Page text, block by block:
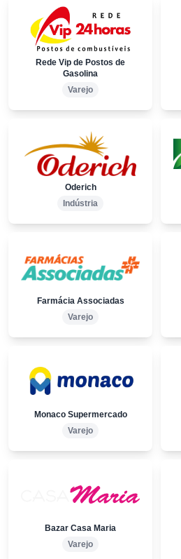
Rede Vip de Postos de
Gasolina
Varejo
Oderich
Indústria
Farmácia Associadas
Varejo
Monaco Supermercado
Varejo
Bazar Casa Maria
Varejo